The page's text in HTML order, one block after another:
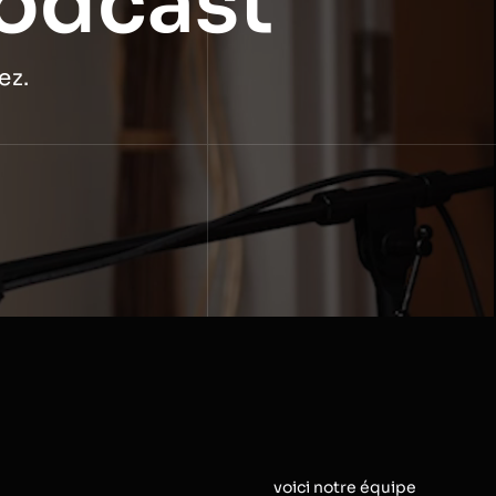
voici notre équipe